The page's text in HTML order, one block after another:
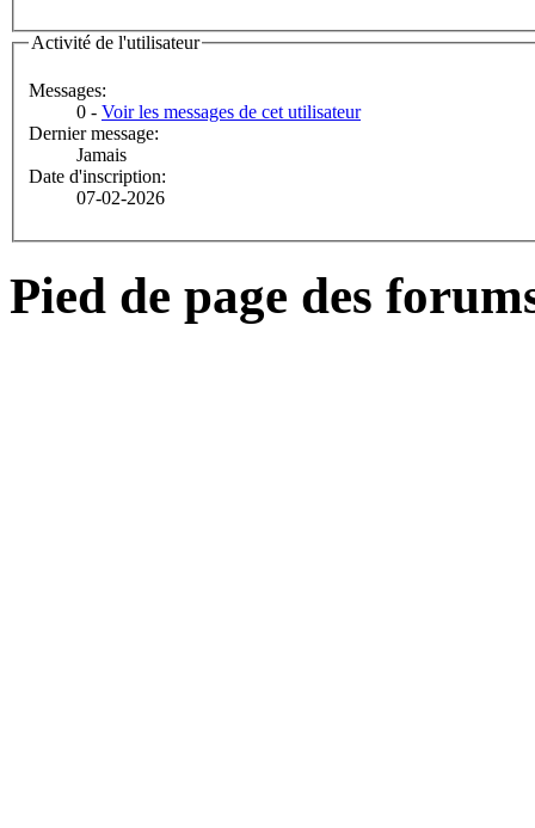
Activité de l'utilisateur
Messages:
0 - Voir les messages de cet utilisateur
Dernier message:
Jamais
Date d'inscription:
07-02-2026
Pied de page des